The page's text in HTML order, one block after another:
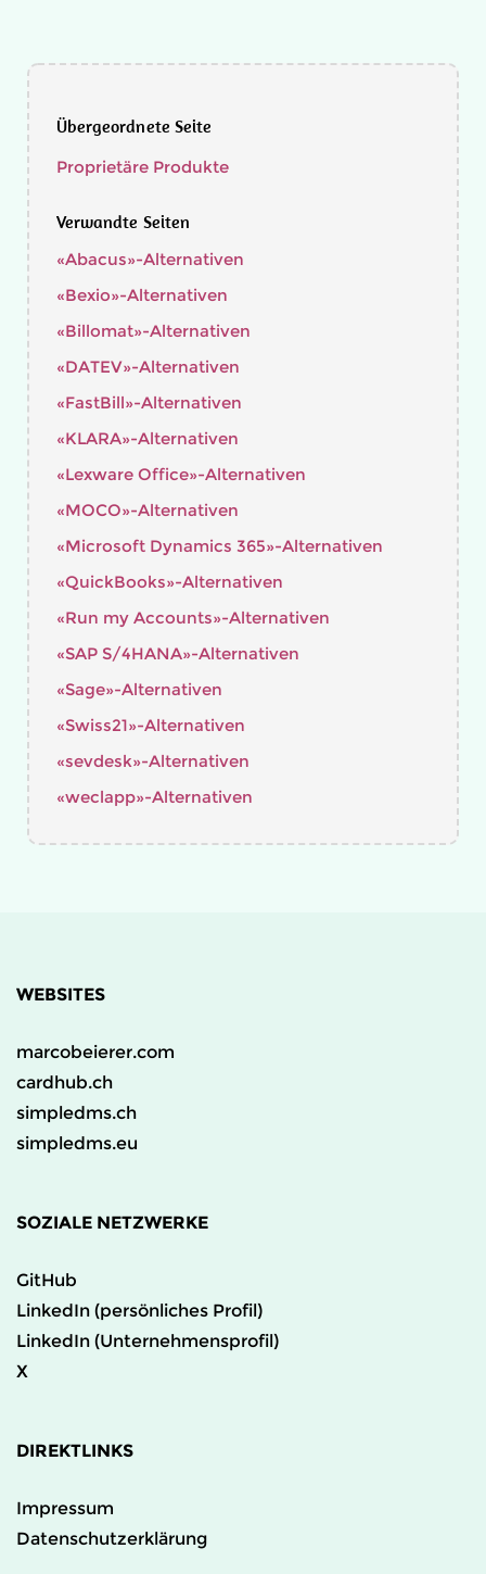
Übergeordnete Seite
Proprietäre Produkte
Verwandte Seiten
«Abacus»-Alternativen
«Bexio»-Alternativen
«Billomat»-Alternativen
«DATEV»-Alternativen
«FastBill»-Alternativen
«KLARA»-Alternativen
«Lexware Office»-Alternativen
«MOCO»-Alternativen
«Microsoft Dynamics 365»-Alternativen
«QuickBooks»-Alternativen
«Run my Accounts»-Alternativen
«SAP S/4HANA»-Alternativen
«Sage»-Alternativen
«Swiss21»-Alternativen
«sevdesk»-Alternativen
«weclapp»-Alternativen
WEBSITES
marcobeierer.com
cardhub.ch
simpledms.ch
simpledms.eu
SOZIALE NETZWERKE
GitHub
LinkedIn (persönliches Profil)
LinkedIn (Unternehmensprofil)
X
DIREKTLINKS
Impressum
Datenschutzerklärung